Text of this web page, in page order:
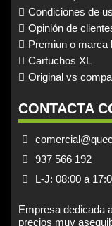
Condiciones de
Opinión de
Premiun o marca
Cartuchos XL
Original vs
CONTACTA
937 566 192
L-J: 08:00 a
Empresa dedicada
precios muy